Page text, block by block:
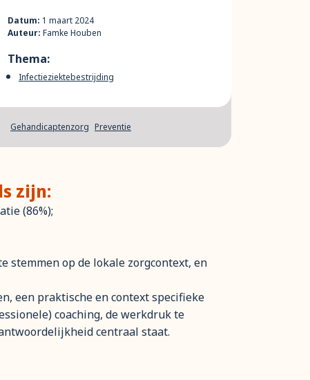
Datum: 1 maart 2024
Auteur: Famke Houben
Thema:
Infectieziektebestrijding
Gehandicaptenzorg Preventie
zijn:
(86%);
stemmen op de lokale zorgcontext, en
een praktische en context specifieke
coaching, de werkdruk te
centraal staat.